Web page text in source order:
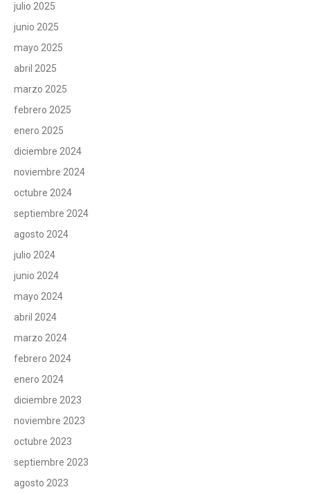
julio 2025
junio 2025
mayo 2025
abril 2025
marzo 2025
febrero 2025
enero 2025
diciembre 2024
noviembre 2024
octubre 2024
septiembre 2024
agosto 2024
julio 2024
junio 2024
mayo 2024
abril 2024
marzo 2024
febrero 2024
enero 2024
diciembre 2023
noviembre 2023
octubre 2023
septiembre 2023
agosto 2023